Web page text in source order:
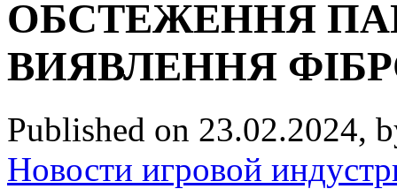
ОБСТЕЖЕННЯ
ВИЯВЛЕННЯ
Published on 23.02.2024,
Новости игровой